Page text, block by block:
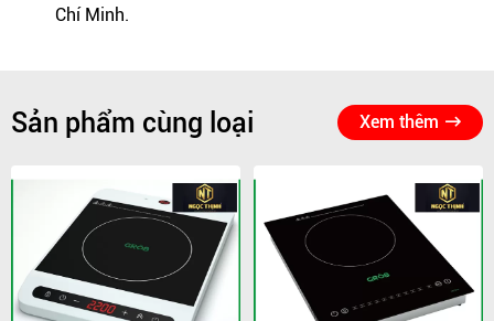
Chí Minh.
Sản phẩm cùng loại Xem thêm